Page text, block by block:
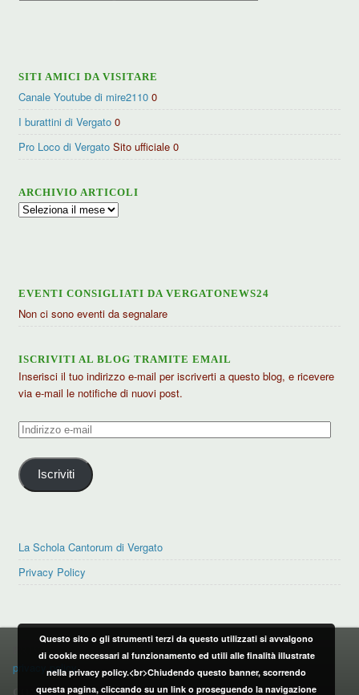
SITI AMICI DA VISITARE
Canale Youtube di mire2110 0
I burattini di Vergato 0
Pro Loco di Vergato Sito ufficiale 0
ARCHIVIO ARTICOLI
Archivio
EVENTI CONSIGLIATI DA VERGATONEWS24
Non ci sono eventi da segnalare
ISCRIVITI AL BLOG TRAMITE EMAIL
Inserisci il tuo indirizzo e-mail per iscriverti a questo blog, e ricevere
via e-mail le notifiche di nuovi post.
Indirizzo
mail
Iscriviti
La Schola Cantorum di Vergato
Privacy Policy
PRIVACY POLICY
privacy policy
CONTATTI:
Questo sito o gli strumenti terzi da questo utilizzati si avvalgono
di cookie necessari al funzionamento ed utili alle finalità illustrate
nella privacy policy.<br>Chiudendo questo banner, scorrendo
questa pagina, cliccando su un link o proseguendo la navigazione